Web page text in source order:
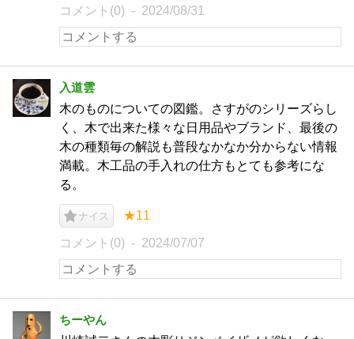
コメント(0) 2024/08/31
入道雲
木のものについての図鑑。さすがのシリーズらし
く、木で出来た様々な日用品やブランド、最後の
木の種類毎の解説も普段なかなか分からない情報
満載。木工品の手入れの仕方もとても参考にな
る。
ナイス ★11
コメント(0) 2024/07/07
ちーやん